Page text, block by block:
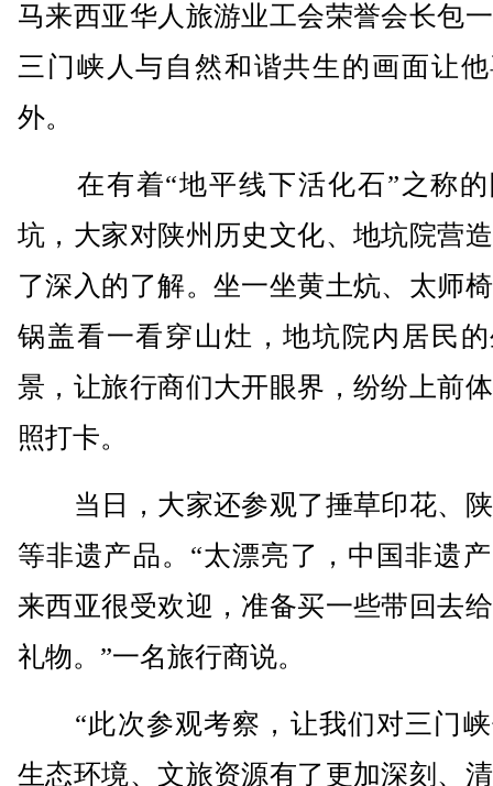
马来西亚华人旅游业工会荣誉会长包
三门峡人与自然和谐共生的画面让
外。
在有着“地平线下活化石”之称的
坑，大家对陕州历史文化、地坑院营
了深入的了解。坐一坐黄土炕、太师
锅盖看一看穿山灶，地坑院内居民
景，让旅行商们大开眼界，纷纷上前
照打卡。
当日，大家还参观了捶草印花、
等非遗产品。“太漂亮了，中国非遗
来西亚很受欢迎，准备买一些带回去
礼物。”一名旅行商说。
“此次参观考察，让我们对三门峡
生态环境、文旅资源有了更加深刻、